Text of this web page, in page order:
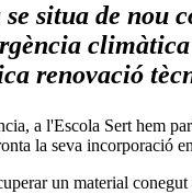
situa de nou
renovació
a l'Escola Sert hem
la seva incorporació
un material